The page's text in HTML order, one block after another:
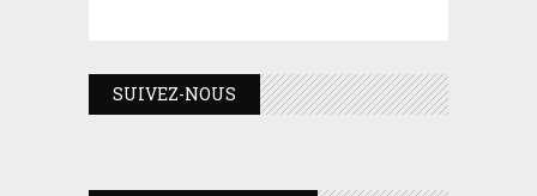
SUIVEZ-NOUS